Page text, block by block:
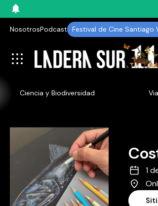
NosotrosPodcast Festival de Cine Santiago
Ciencia y Biodiversidad
1